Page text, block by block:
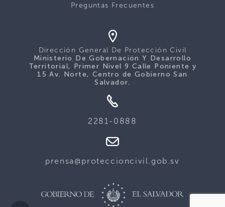
Preguntas Frecuentes
Dirección General De Protección Civil
Ministerio De Gobernación Y Desarrollo
Territorial, Primer Nivel 9 Calle Poniente y
15 Av. Norte, Centro de Gobierno San
Salvador.
2281-0888
prensa@proteccioncivil.gob.sv